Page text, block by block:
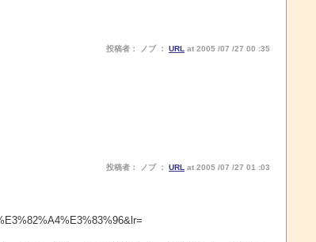
投稿者： ノブ ： URL at 2005 /07 /27 00 :35
投稿者： ノブ ： URL at 2005 /07 /27 01 :03